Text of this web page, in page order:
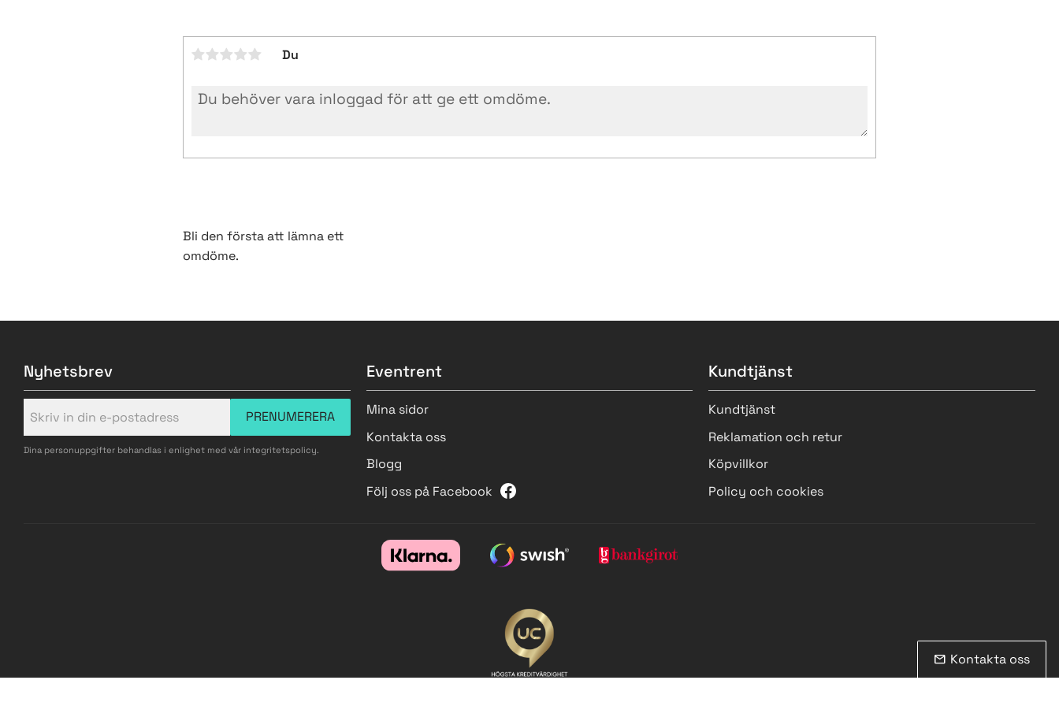
Du
Bli den första att lämna ett
omdöme.
Nyhetsbrev
PRENUMERERA
Dina personuppgifter behandlas i enlighet med vår integritetspolicy.
Eventrent
Mina sidor
Kontakta oss
Blogg
Följ oss på Facebook
Kundtjänst
Kundtjänst
Reklamation och retur
Köpvillkor
Policy och cookies
mail Kontakta oss